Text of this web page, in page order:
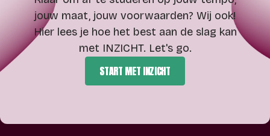
jouw maat, jouw voorwaarden? Wij ook!
Hier lees je hoe het best aan de slag kan
met INZICHT. Let's go.
START MET INZICHT